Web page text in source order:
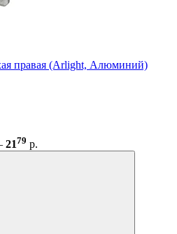
правая (Arlight, Алюминий)
2179 р.